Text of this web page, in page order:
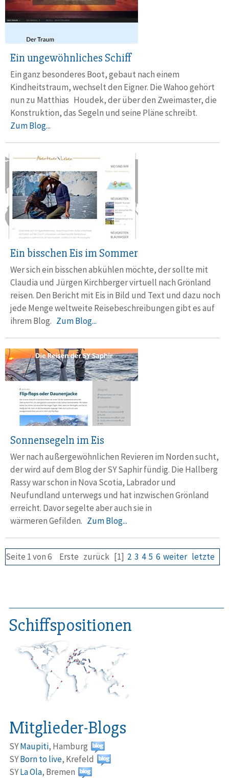
Ein ungewöhnliches Schiff
Ein ganz besonderes Boot, gebaut nach einem
Kindheitstraum, wechselt den Eigner. Die Wahoo gehört
nun zu Matthias Houdek, der über den Zweimaster, die
Konstruktion, das Segeln und seine Pläne schreibt.
Zum Blog...
Ein bisschen Eis im Sommer
Wer sich ein bisschen abkühlen möchte, der sollte mit
Claudia und Jürgen Kirchberger virtuell nach Grönland
reisen. Den Bericht mit Eis in Bild und Text und dazu noch
jede Menge weltweite Reisebeschreibungen gibt es auf
ihrem Blog. Zum Blog...
Sonnensegeln im Eis
Wer nach außergewöhnlichen Revieren im Norden sucht,
der wird auf dem Blog der SY Saphir fündig. Die Hallberg
Rassy war schon in Nova Scotia, Labrador und
Neufundland unterwegs und hat inzwischen Grönland
erreicht. Davor segelte aber auch sie in
wärmeren Gefilden. Zum Blog...
Seite 1 von 6 Erste zurück [1] 2 3 4 5 6 weiter letzte
Schiffspositionen
Mitglieder-Blogs
SYMaupiti, Hamburg
SYBorn to live, Krefeld
SYLa Ola, Bremen